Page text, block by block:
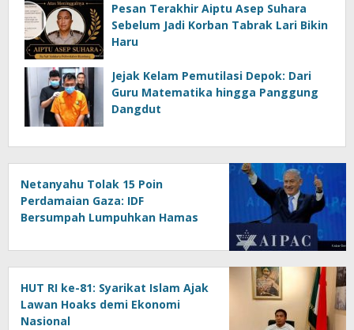
Pesan Terakhir Aiptu Asep Suhara
Sebelum Jadi Korban Tabrak Lari Bikin
Haru
Jejak Kelam Pemutilasi Depok: Dari
Guru Matematika hingga Panggung
Dangdut
Netanyahu Tolak 15 Poin
Perdamaian Gaza: IDF
Bersumpah Lumpuhkan Hamas
HUT RI ke-81: Syarikat Islam Ajak
Lawan Hoaks demi Ekonomi
Nasional